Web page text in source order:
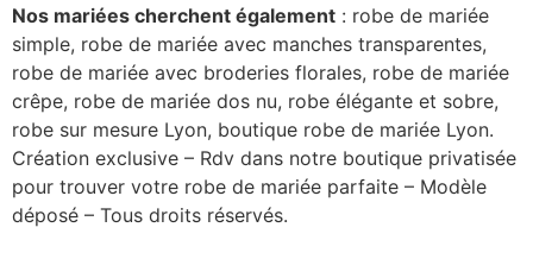
Nos mariées cherchent également : robe de mariée
simple, robe de mariée avec manches transparentes,
robe de mariée avec broderies florales, robe de mariée
crêpe, robe de mariée dos nu, robe élégante et sobre,
robe sur mesure Lyon, boutique robe de mariée Lyon.
Création exclusive – Rdv dans notre boutique privatisée
pour trouver votre robe de mariée parfaite – Modèle
déposé – Tous droits réservés.